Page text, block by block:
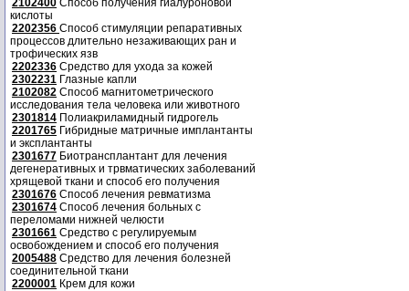
2102400 Способ получения гиалуроновой
кислоты
2202356 Способ стимуляции репаративных
процессов длительно незаживающих ран и
трофических язв
2202336 Средство для ухода за кожей
2302231 Глазные капли
2102082 Способ магнитометрического
исследования тела человека или животного
2301814 Полиакриламидный гидрогель
2201765 Гибридные матричные имплантанты
и эксплантанты
2301677 Биотрансплантант для лечения
дегенеративных и трвматических заболеваний
хрящевой ткани и способ его получения
2301676 Способ лечения ревматизма
2301674 Способ лечения больных с
переломами нижней челюсти
2301661 Средство с регулируемым
освобождением и способ его получения
2005488 Средство для лечения болезней
соединительной ткани
2200001 Крем для кожи